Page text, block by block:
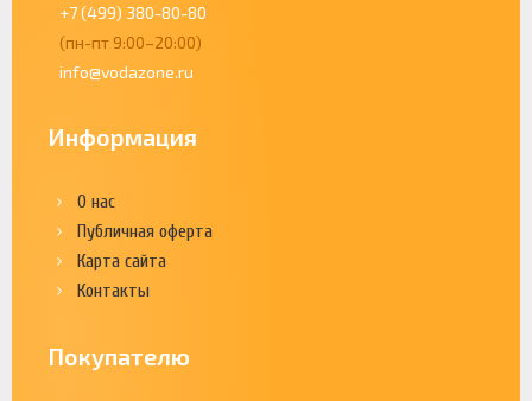
+7 (499) 380-80-80
(пн-пт 9:00–20:00)
info@vodazone.ru
Информация
О нас
Публичная оферта
Карта сайта
Контакты
Покупателю